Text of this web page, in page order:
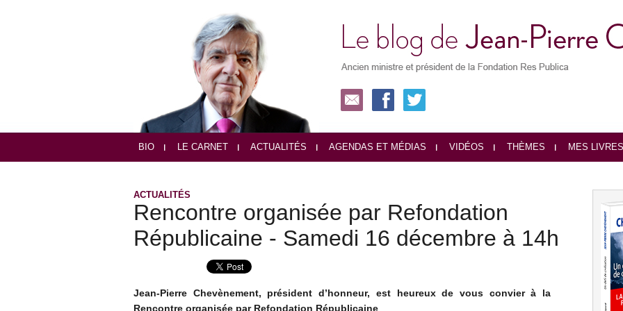
BIO LE CARNET ACTUALITÉS AGENDAS ET MÉDIAS VIDÉOS THÈMES MES LIVRES
ACTUALITÉS
Rencontre organisée par Refondation
Républicaine - Samedi 16 décembre à 14h
Jean-Pierre Chevènement, président d’honneur, est heureux de vous convier à la
Rencontre organisée par Refondation Républicaine